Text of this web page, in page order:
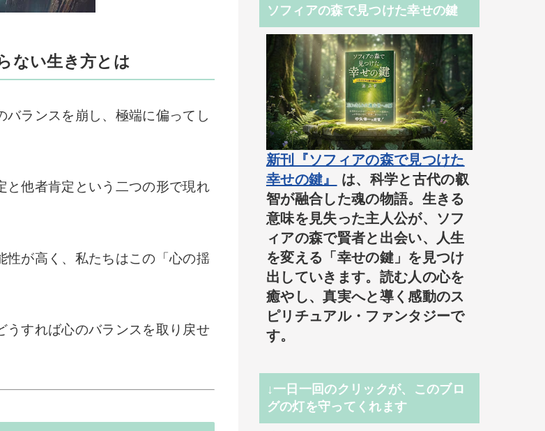
ない生き方とは
バランスを崩し、極端に偏ってし
と他者肯定という二つの形で現れ
性が高く、私たちはこの「心の揺
うすれば心のバランスを取り戻せ
ソフィアの森で見つけた幸せの鍵
新刊『ソフィアの森で見つけた
幸せの鍵』
は、科学と古代の叡
智が融合した魂の物語。生きる
意味を見失った主人公が、ソフ
ィアの森で賢者と出会い、人生
を変える「幸せの鍵」を見つけ
出していきます。読む人の心を
癒やし、真実へと導く感動のス
ピリチュアル・ファンタジーで
す。
↓一日一回のクリックが、このブロ
グの灯を守ってくれます